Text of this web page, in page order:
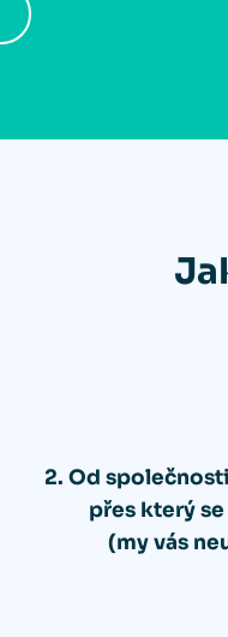
2. Od
přes který
(my vás